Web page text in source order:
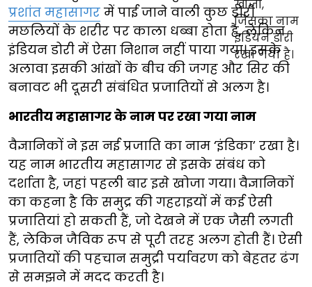
प्रशांत महासागर में पाई जाने वाली कुछ डोरी
मछलियों के शरीर पर काला धब्बा होता है, लेकिन
इंडियन डोरी में ऐसा निशान नहीं पाया गया। इसके
अलावा इसकी आंखों के बीच की जगह और सिर की
बनावट भी दूसरी संबंधित प्रजातियों से अलग है।
भारतीय महासागर के नाम पर रखा गया नाम
वैज्ञानिकों ने इस नई प्रजाति का नाम ‘इंडिका’ रखा है।
यह नाम भारतीय महासागर से इसके संबंध को
दर्शाता है, जहां पहली बार इसे खोजा गया। वैज्ञानिकों
का कहना है कि समुद्र की गहराइयों में कई ऐसी
प्रजातियां हो सकती हैं, जो देखने में एक जैसी लगती
हैं, लेकिन जैविक रूप से पूरी तरह अलग होती हैं। ऐसी
प्रजातियों की पहचान समुद्री पर्यावरण को बेहतर ढंग
से समझने में मदद करती है।